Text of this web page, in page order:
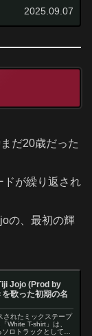
2025.09.07
だ20歳だった
ドが繰り返され
の、最初の輝
Jojo (Prod by
歌った初期の名
されたミックステープ
White T-shirt」は、
ロトラックとして注